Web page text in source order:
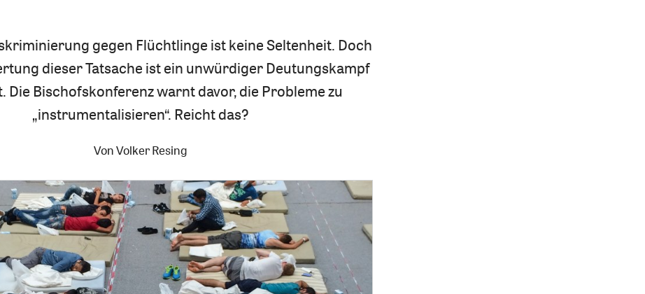
gegen Flüchtlinge ist keine Seltenheit. Doch
dieser Tatsache ist ein unwürdiger Deutungskampf
Die Bischofskonferenz warnt davor, die Probleme zu
„instrumentalisieren“. Reicht das?
VonVolker Resing